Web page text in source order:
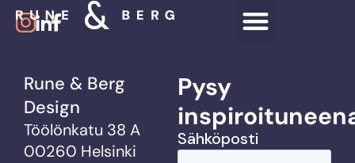
Rune & Berg
Design
Töölönkatu 38 A
00260 Helsinki
Pysy